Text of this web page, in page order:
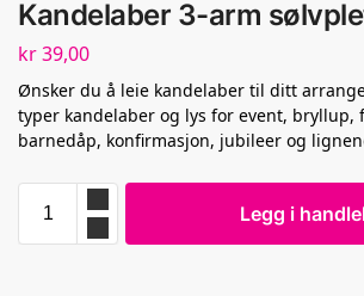
Kandelaber 3-arm
kr39,00
Ønsker du å leie kandelaber til ditt
typer kandelaber og lys for event, bryllup,
barnedåp, konfirmasjon, jubileer og
Legg i